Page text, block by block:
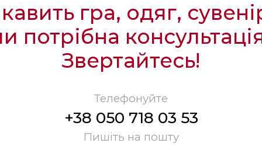
гра, одяг,
потрібна
Звертайтесь!
Телефонуйте
+38 050 718 03 53
Пишіть на пошту